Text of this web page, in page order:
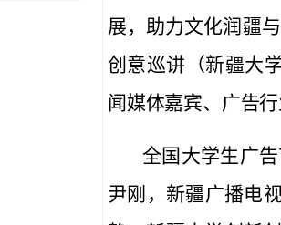
展，助力文化润疆
创意巡讲（新疆大
闻媒体嘉宾、广告
全国大学生广
尹刚，新疆广播电